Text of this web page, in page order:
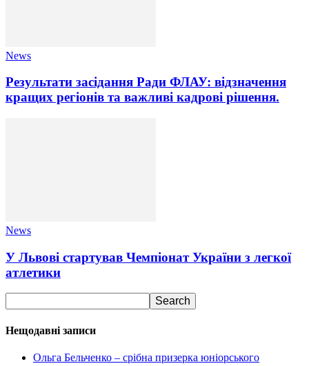
News
Результати засідання Ради ФЛАУ: відзначення
кращих регіонів та важливі кадрові рішення.
News
У Львові стартував Чемпіонат України з легкої
атлетики
Нещодавні записи
Ольга Бельченко – срібна призерка юніорського